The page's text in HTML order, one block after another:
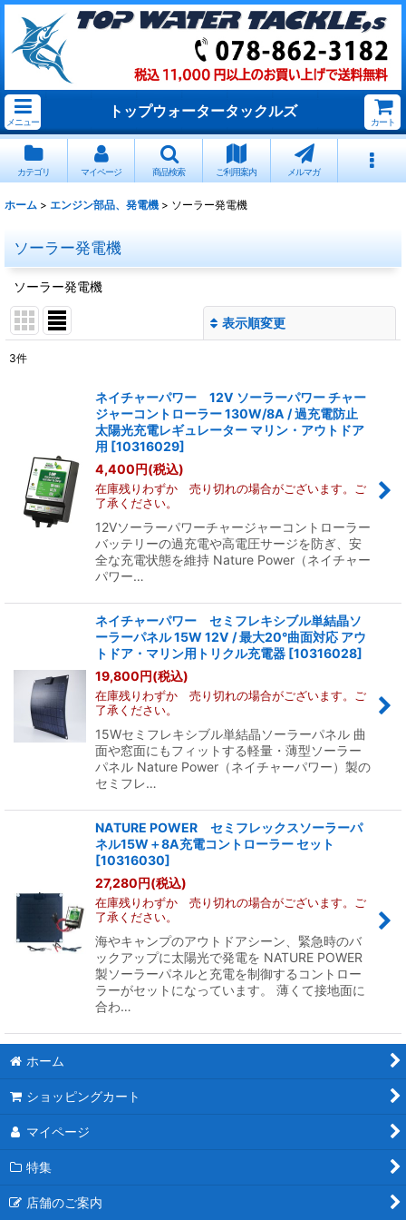
メニュー
トップウォータータックルズ
カート
カテゴリ マイページ 商品検索 ご利用案内 メルマガ
ホーム > エンジン部品、発電機 > ソーラー発電機
ソーラー発電機
ソーラー発電機
表示順変更
絞り込む
3件
ネイチャーパワー 12V ソーラーパワー チャー
ジャーコントローラー 130W/8A / 過充電防止
太陽光充電レギュレーター マリン・アウトドア
用 [10316029]
4,400円(税込)
在庫残りわずか 売り切れの場合がございます。ご
了承ください。
12Vソーラーパワーチャージャーコントローラー
バッテリーの過充電や高電圧サージを防ぎ、安
全な充電状態を維持 Nature Power（ネイチャー
パワー…
ネイチャーパワー セミフレキシブル単結晶ソ
ーラーパネル 15W 12V / 最大20°曲面対応 アウ
トドア・マリン用トリクル充電器 [10316028]
19,800円(税込)
在庫残りわずか 売り切れの場合がございます。ご
了承ください。
15Wセミフレキシブル単結晶ソーラーパネル 曲
面や窓面にもフィットする軽量・薄型ソーラー
パネル Nature Power（ネイチャーパワー）製の
セミフレ…
NATURE POWER セミフレックスソーラーパ
ネル15W＋8A充電コントローラー セット
[10316030]
27,280円(税込)
在庫残りわずか 売り切れの場合がございます。ご
了承ください。
海やキャンプのアウトドアシーン、緊急時のバ
ックアップに太陽光で発電を NATURE POWER
製ソーラーパネルと充電を制御するコントロー
ラーがセットになっています。 薄くて接地面に
合わ…
ホーム
ショッピングカート
マイページ
特集
店舗のご案内